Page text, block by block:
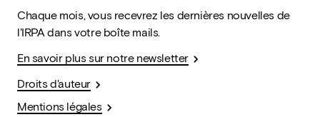
Chaque mois, vous recevrez les dernières nouvelles de
l'IRPA dans votre boîte mails.
En savoir plus sur notre newsletter
Droits d'auteur
Mentions légales